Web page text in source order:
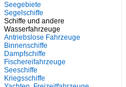
Seegebiete
Segelschiffe
Schiffe und andere
Wasserfahrzeuge
Antriebslose Fahrzeuge
Binnenschiffe
Dampfschiffe
Fischereifahrzeuge
Seeschiffe
Kriegsschiffe